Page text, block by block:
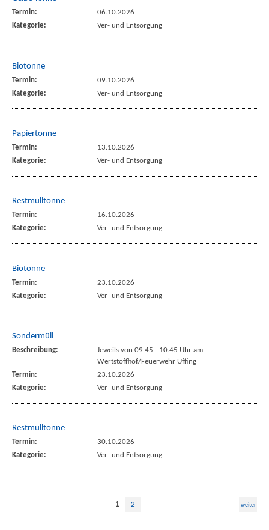
Termin:
06.10.2026
Kategorie:
Ver- und Entsorgung
Biotonne
Termin:
09.10.2026
Kategorie:
Ver- und Entsorgung
Papiertonne
Termin:
13.10.2026
Kategorie:
Ver- und Entsorgung
Restmülltonne
Termin:
16.10.2026
Kategorie:
Ver- und Entsorgung
Biotonne
Termin:
23.10.2026
Kategorie:
Ver- und Entsorgung
Sondermüll
Beschreibung:
Jeweils von 09.45 - 10.45 Uhr am
Wertstoffhof/Feuerwehr Uffing
Termin:
23.10.2026
Kategorie:
Ver- und Entsorgung
Restmülltonne
Termin:
30.10.2026
Kategorie:
Ver- und Entsorgung
1 2 weiter